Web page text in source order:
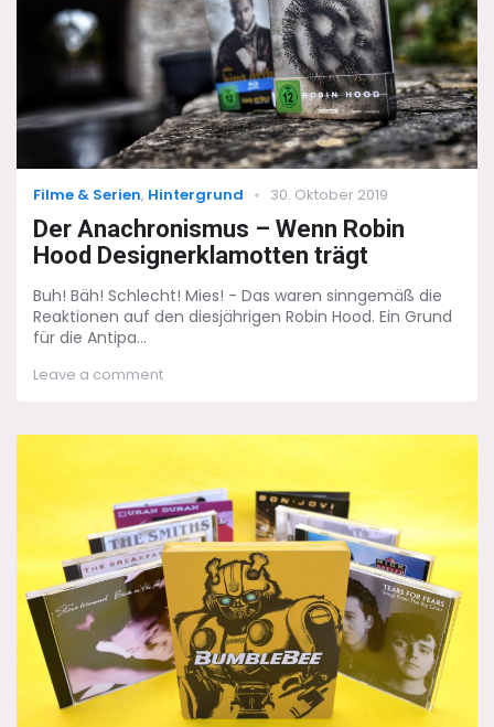
Categories
Filme & Serien, Hintergrund
Posted
30. Oktober 2019
Der Anachronismus – Wenn Robin
Hood Designerklamotten trägt
Buh! Bäh! Schlecht! Mies! - Das waren sinngemäß die
Reaktionen auf den diesjährigen Robin Hood. Ein Grund
für die Antipa...
Leave a commenton
–
Hood
Designerklamotten
trägt